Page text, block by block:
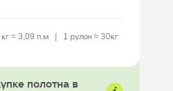
кг ≈ 3,09 п.м 1 рулон ≈ 30кг
полотна в